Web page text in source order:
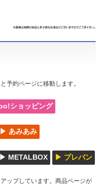
予約ページに移動します。
ショッピング
▶︎ あみあみ
▶︎ METALBOX ▶︎ プレバン
ップしています。商品ページが